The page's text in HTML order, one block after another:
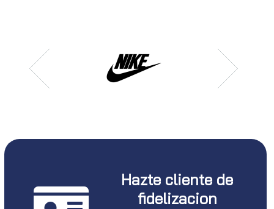
Hazte cliente de
fidelizacion